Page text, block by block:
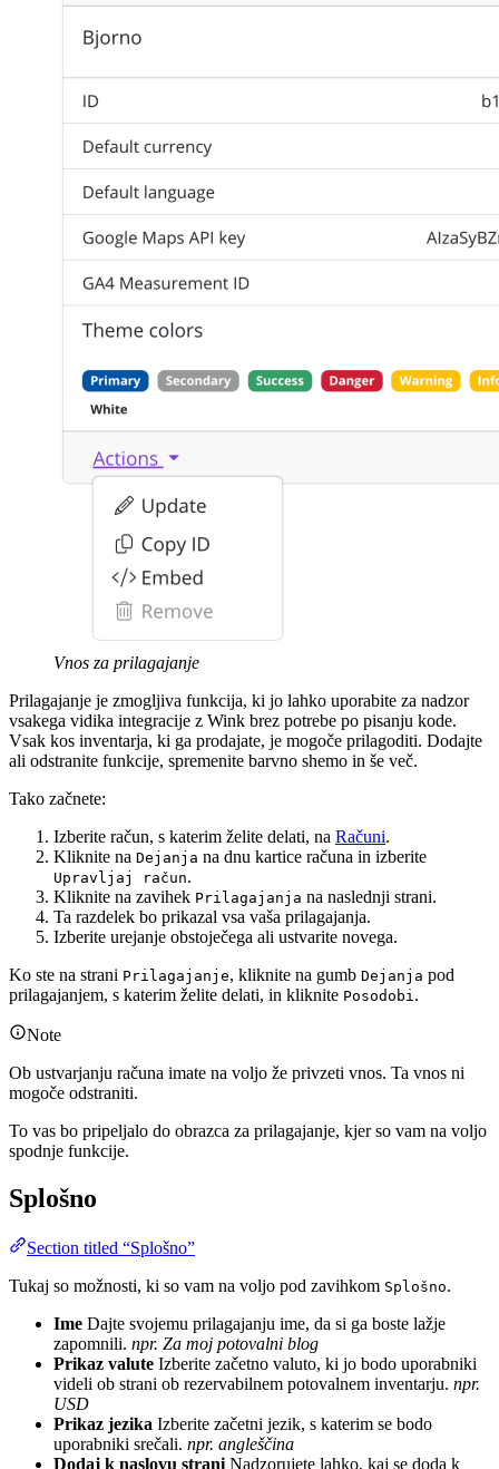
Vnos za prilagajanje
Prilagajanje je zmogljiva funkcija, ki jo lahko uporabite za nadzor
vsakega vidika integracije z Wink brez potrebe po pisanju kode.
Vsak kos inventarja, ki ga prodajate, je mogoče prilagoditi. Dodajte
ali odstranite funkcije, spremenite barvno shemo in še več.
Tako začnete:
Izberite račun, s katerim želite delati, na Računi.
Kliknite na Dejanja na dnu kartice računa in izberite
Upravljaj račun.
Kliknite na zavihek Prilagajanja na naslednji strani.
Ta razdelek bo prikazal vsa vaša prilagajanja.
Izberite urejanje obstoječega ali ustvarite novega.
Ko ste na strani Prilagajanje, kliknite na gumb Dejanja pod
prilagajanjem, s katerim želite delati, in kliknite Posodobi .
Note
Ob ustvarjanju računa imate na voljo že privzeti vnos. Ta vnos ni
mogoče odstraniti.
To vas bo pripeljalo do obrazca za prilagajanje, kjer so vam na voljo
spodnje funkcije.
Splošno
Section titled “Splošno”
Tukaj so možnosti, ki so vam na voljo pod zavihkom Splošno.
Ime Dajte svojemu prilagajanju ime, da si ga boste lažje
zapomnili. npr. Za moj potovalni blog
Prikaz valute Izberite začetno valuto, ki jo bodo uporabniki
videli ob strani ob rezervabilnem potovalnem inventarju. npr.
USD
Prikaz jezika Izberite začetni jezik, s katerim se bodo
uporabniki srečali. npr. angleščina
Dodaj k naslovu strani Nadzorujete lahko, kaj se doda k